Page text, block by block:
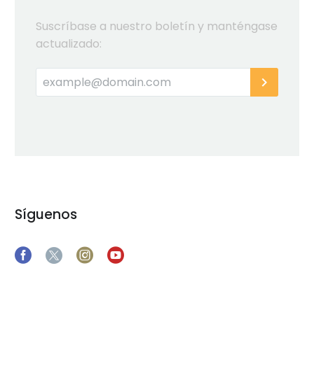
Suscríbase a nuestro boletín y manténgase
actualizado:
Síguenos